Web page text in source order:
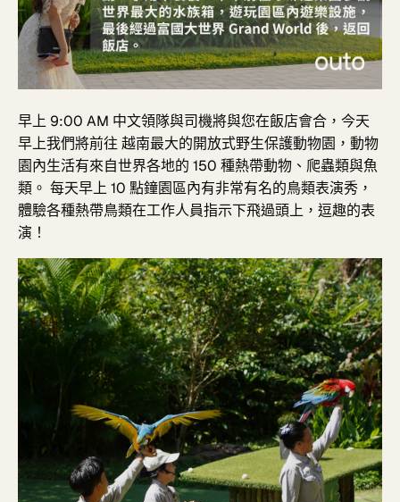
早上 9:00 AM 中文領隊與司機將與您在飯店會合，今天
早上我們將前往越南最大的開放式野生保護動物園，動物
園內生活有來自世界各地的 150 種熱帶動物、爬蟲類與魚
類。 每天早上 10 點鐘園區內有非常有名的鳥類表演秀，
體驗各種熱帶鳥類在工作人員指示下飛過頭上，逗趣的表
演！